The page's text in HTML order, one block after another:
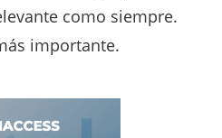
como siempre.
importante.